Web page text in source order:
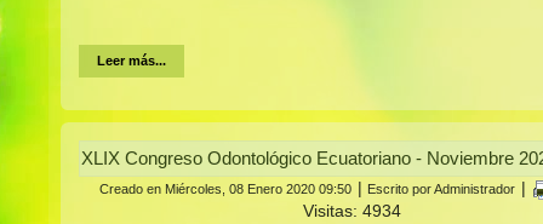
Leer más...
XLIX Congreso Odontológico Ecuatoriano - Noviembre
Creado en Miércoles, 08 Enero 2020 09:50 Escrito por Administrador
Visitas: 4934